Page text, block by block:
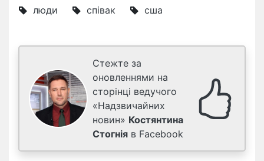
люди співак сша
Стежте за
оновленнями на
сторінці ведучого
«Надзвичайних
новин» Костянтина
Стогнія в Facebook